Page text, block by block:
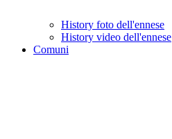
History foto dell'ennese
History video dell'ennese
Comuni